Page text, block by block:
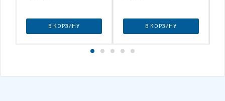
В КОРЗИНУ В КОРЗИНУ